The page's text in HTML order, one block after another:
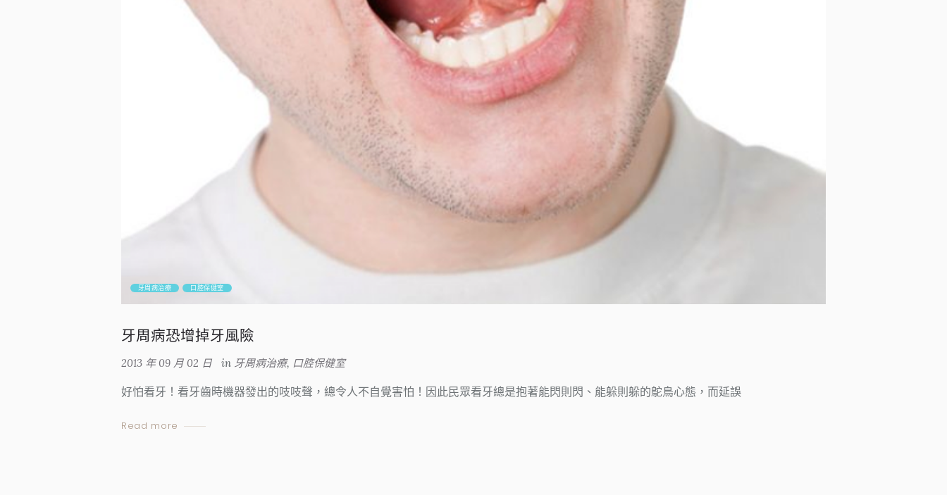
牙周病治療 口腔保健室
牙周病恐增掉牙風險
2013 年 09 月 02 日 in 牙周病治療, 口腔保健室
好怕看牙！看牙齒時機器發出的吱吱聲，總令人不自覺害怕！因此民眾看牙總是抱著能閃則閃、能躲則躲的鴕鳥心態，而延誤
Read more